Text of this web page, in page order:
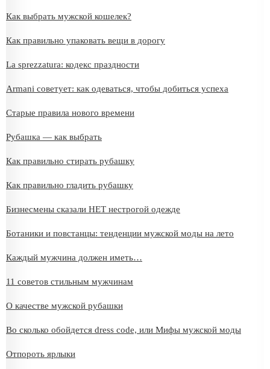
Как выбрать мужской кошелек?
Как правильно упаковать вещи в дорогу
La sprezzatura: кодекс праздности
Armani советует: как одеваться, чтобы добиться успеха
Старые правила нового времени
Рубашка — как выбрать
Как правильно стирать рубашку
Как правильно гладить рубашку
Бизнесмены сказали НЕТ нестрогой одежде
Ботаники и повстанцы: тенденции мужской моды на лето
Каждый мужчина должен иметь…
11 советов стильным мужчинам
О качестве мужской рубашки
Во сколько обойдется dress code, или Мифы мужской моды
Отпороть ярлыки